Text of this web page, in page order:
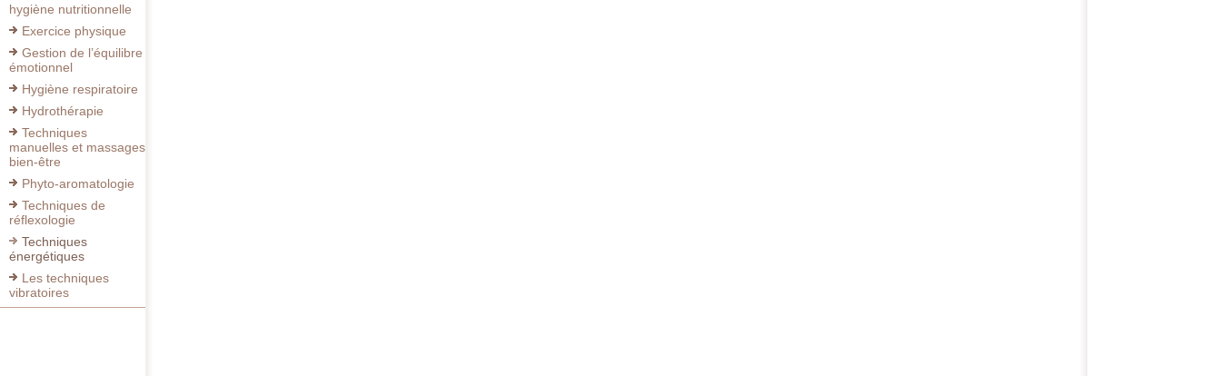
hygiène nutritionnelle
Exercice physique
Gestion de l’équilibre
émotionnel
Hygiène respiratoire
Hydrothérapie
Techniques
manuelles et massages
bien-être
Phyto-aromatologie
Techniques de
réflexologie
Techniques
énergétiques
Les techniques
vibratoires